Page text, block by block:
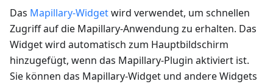
Das Mapillary-Widgetwird verwendet, um schnellen
Zugriff auf die Mapillary-Anwendung zu erhalten. Das
Widget wird automatisch zum Hauptbildschirm
hinzugefügt, wenn das Mapillary-Plugin aktiviert ist.
Sie können das Mapillary-Widget und andere Widgets